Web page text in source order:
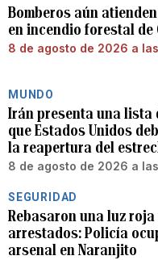
Bomberos aún
en incendio forestal de
8 de agosto de 2026 a
MUNDO
Irán presenta una lista
que Estados Unidos
la reapertura del
8 de agosto de 2026 a
SEGURIDAD
Rebasaron una luz
arrestados: Policía
arsenal en Naranjito